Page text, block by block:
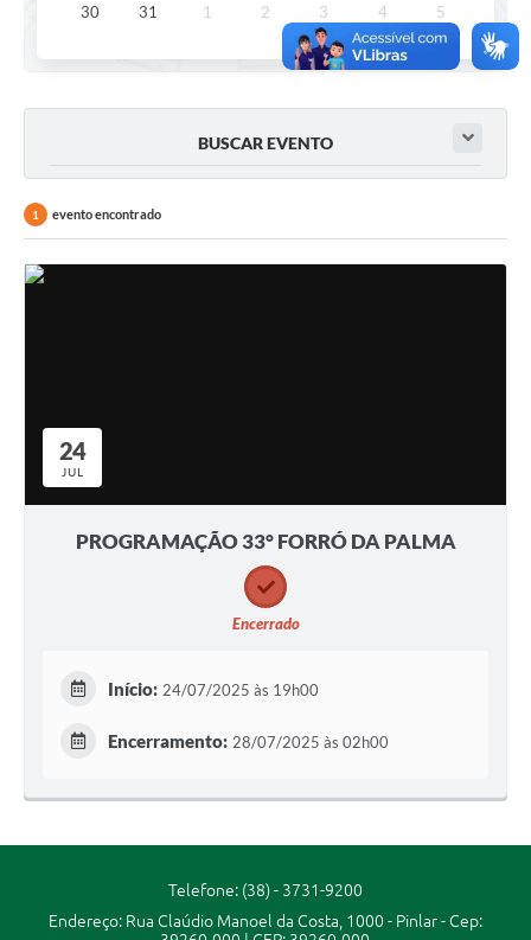
Enfrentando o COVID-19
Contratos
Notícias
Turismo
Secretarias
Projetos
Enquete
Agenda
Diário Oficial
30 31 1 2 3 4 5
BUSCAR EVENTO
1 evento encontrado
24
JUL
PROGRAMAÇÃO 33° FORRÓ DA PALMA
Encerrado
Início: 24/07/2025 às 19h00
Encerramento: 28/07/2025 às 02h00
Telefone: (38) - 3731-9200
Endereço: Rua Claúdio Manoel da Costa, 1000 - Pinlar - Cep: